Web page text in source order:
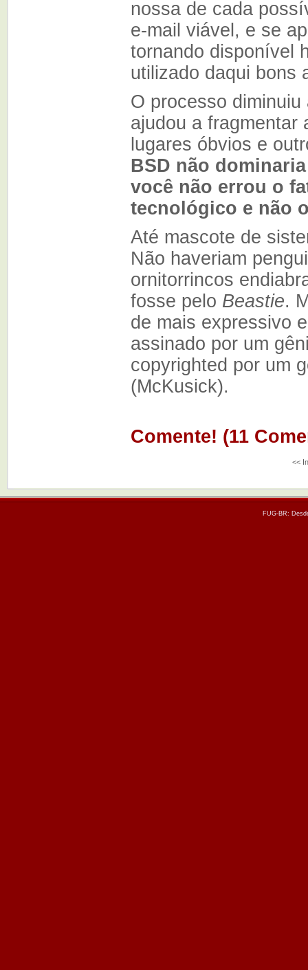
nossa de cada
e-mail viável, e se
tornando disponível
utilizado daqui bons
O processo
ajudou a fragmentar
lugares óbvios e
BSD não
você não errou o
tecnológico e não
Até mascote de
Não haveriam
ornitorrincos
fosse pelo Beastie.
de mais expressivo
assinado por um
copyrighted por um
(McKusick).
Comente! (11
<<
FUG-BR: